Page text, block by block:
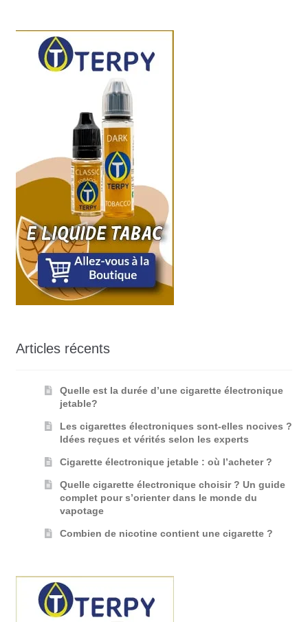
Articles récents
Quelle est la durée d’une cigarette électronique
jetable?
Les cigarettes électroniques sont-elles nocives ?
Idées reçues et vérités selon les experts
Cigarette électronique jetable : où l’acheter ?
Quelle cigarette électronique choisir ? Un guide
complet pour s’orienter dans le monde du
vapotage
Combien de nicotine contient une cigarette ?